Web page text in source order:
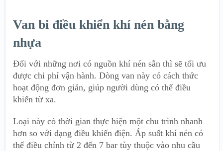
Van bi điều khiển khí nén bằng
nhựa
Đối với những nơi có nguồn khí nén sẵn thì sẽ tối ưu
được chi phí vận hành. Dòng van này có cách thức
hoạt động đơn giản, giúp người dùng có thể điều
khiển từ xa.
Loại này có thời gian thực hiện một chu trình nhanh
hơn so với dạng điều khiển điện. Áp suất khí nén có
thể điều chỉnh từ 2 đến 7 bar tùy thuộc vào nhu cầu